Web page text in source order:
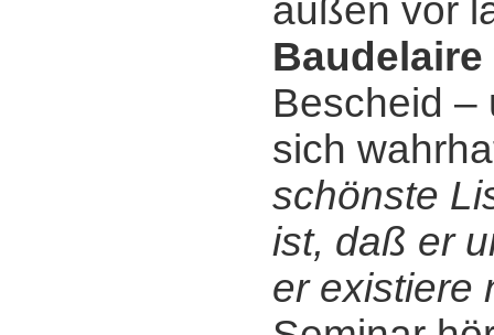
außen vor
Baudelaire
Bescheid ‒
sich
schönste
ist, daß er
er existiere